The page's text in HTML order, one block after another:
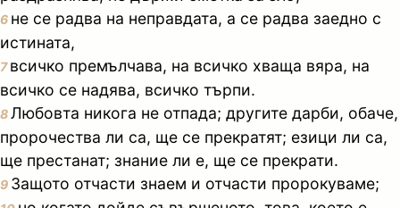
6 не се радва на неправдата, а се радва заедно с
истината,
7всичко премълчава, на всичко хваща вяра, на
всичко се надява, всичко търпи.
8Любовта никога не отпада; другите дарби, обаче,
пророчества ли са, ще се прекратят; езици ли са,
ще престанат; знание ли е, ще се прекрати.
9 Защото отчасти знаем и отчасти пророкуваме;